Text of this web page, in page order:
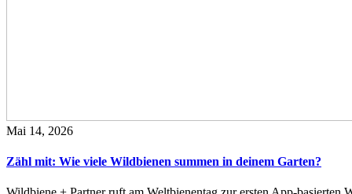
Mai 14, 2026
Zähl mit: Wie viele Wildbienen summen in deinem Garten?